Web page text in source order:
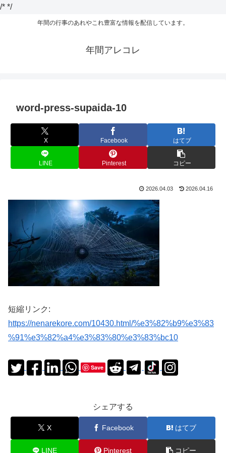
/* */
年間の行事のあれやこれ豊富な情報を配信しています。
年間アレコレ
word-press-supaida-10
X Facebook はてブ
LINE Pinterest コピー
2026.04.03 2026.04.16
短縮リンク:
https://nenarekore.com/10430.html/%e3%82%b9%e3%83
%91%e3%82%a4%e3%83%80%e3%83%bc10
Save
シェアする
X Facebook はてブ
LINE Pinterest コピー